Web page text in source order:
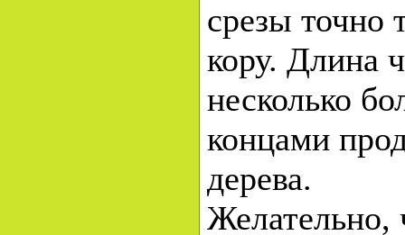
срезы точно
кору. Длина
несколько
концами
дерева.
Желательно,